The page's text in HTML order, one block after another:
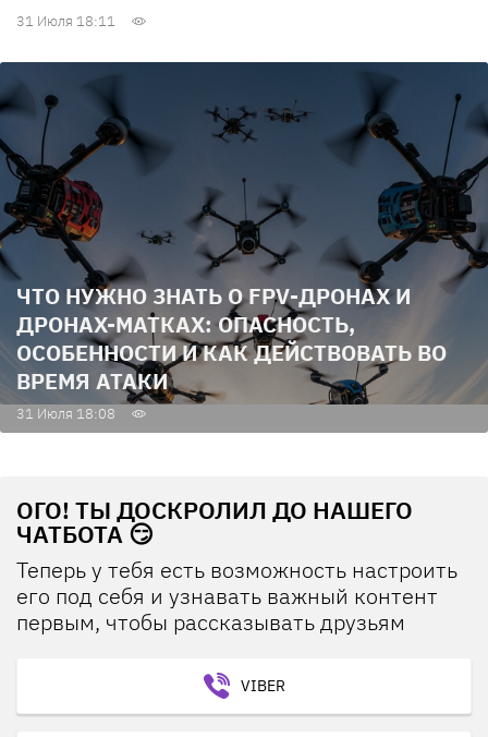
31 Июля 18:11
ЧТО НУЖНО ЗНАТЬ О FPV-ДРОНАХ И
ДРОНАХ-МАТКАХ: ОПАСНОСТЬ,
ОСОБЕННОСТИ И КАК ДЕЙСТВОВАТЬ ВО
ВРЕМЯ АТАКИ
31 Июля 18:08
ОГО! ТЫ ДОСКРОЛИЛ ДО НАШЕГО
ЧАТБОТА 😏
Теперь у тебя есть возможность настроить
его под себя и узнавать важный контент
первым, чтобы рассказывать друзьям
VIBER